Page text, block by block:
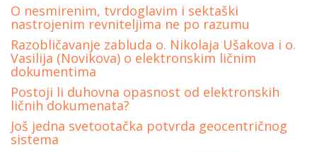
O nesmirenim, tvrdoglavim i sektaški
nastrojenim revniteljima ne po razumu
Razobličavanje zabluda o. Nikolaja Ušakova i o.
Vasilija (Novikova) o elektronskim ličnim
dokumentima
Postoji li duhovna opasnost od elektronskih
ličnih dokumenata?
Još jedna svetootačka potvrda geocentričnog
sistema